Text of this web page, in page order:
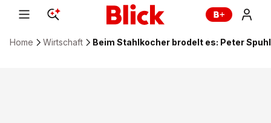
Home Wirtschaft Beim Stahlkocher brodelt es: Peter